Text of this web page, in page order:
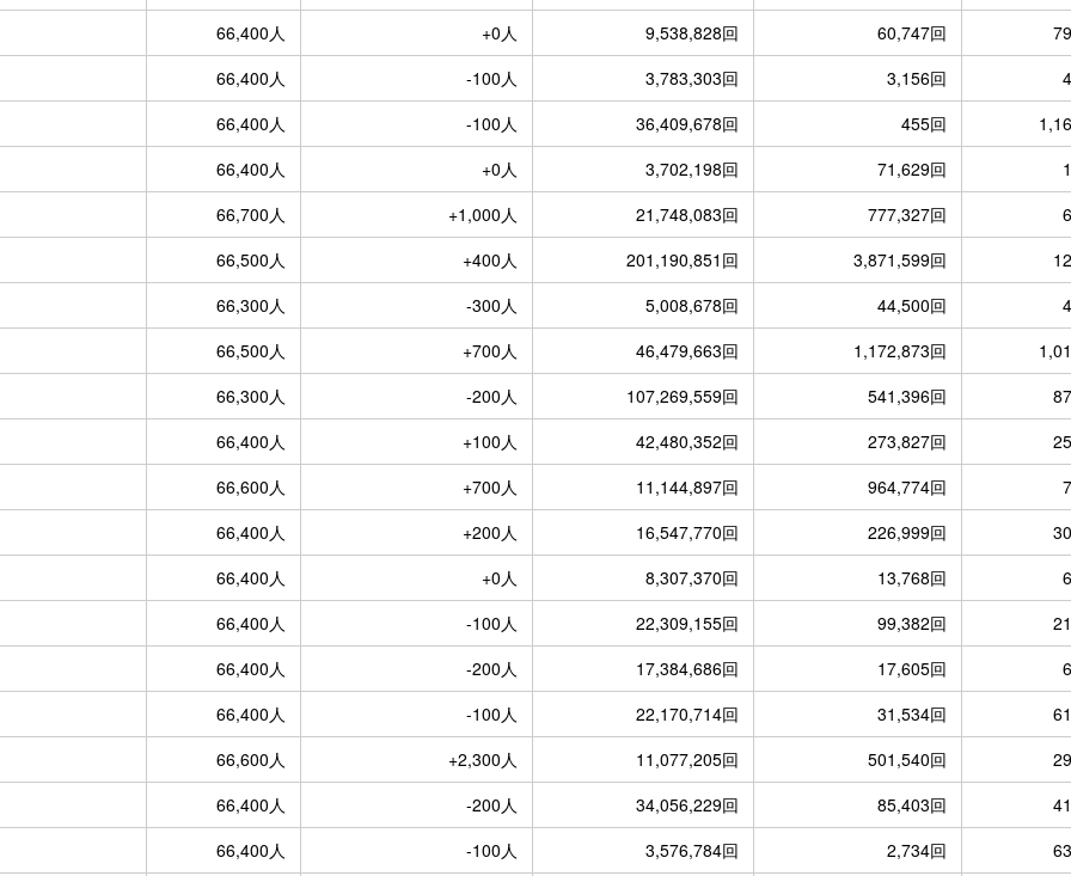
66,400人
+0人 9,538,828回 60,747回
66,400人
-100人 3,783,303回 3,156回
66,400人
-100人 36,409,678回 455回
66,400人
+0人 3,702,198回 71,629回
66,700人
+1,000人 21,748,083回 777,327回
66,500人
+400人 201,190,851回 3,871,599回
66,300人
-300人 5,008,678回 44,500回
66,500人
+700人 46,479,663回 1,172,873回
66,300人
-200人 107,269,559回 541,396回
66,400人
+100人 42,480,352回 273,827回
66,600人
+700人 11,144,897回 964,774回
66,400人
+200人 16,547,770回 226,999回
66,400人
+0人 8,307,370回 13,768回
66,400人
-100人 22,309,155回 99,382回
66,400人
-200人 17,384,686回 17,605回
66,400人
-100人 22,170,714回 31,534回
66,600人
+2,300人 11,077,205回 501,540回
66,400人
-200人 34,056,229回 85,403回
66,400人
-100人 3,576,784回 2,734回